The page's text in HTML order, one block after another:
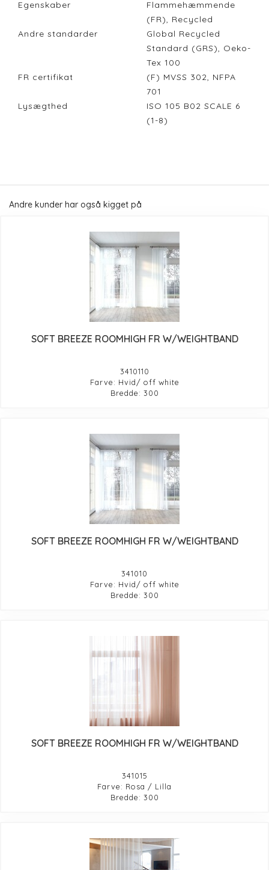
Egenskaber
Flammehæmmende
(FR), Recycled
Andre standarder
Global Recycled
Standard (GRS), Oeko-
Tex 100
FR certifikat
(F) MVSS 302, NFPA
701
Lysægthed
ISO 105 B02 SCALE 6
(1-8)
Andre kunder har også kigget på
SOFT BREEZE ROOMHIGH FR W/WEIGHTBAND
3410110
Farve: Hvid/ off white
Bredde: 300
SOFT BREEZE ROOMHIGH FR W/WEIGHTBAND
341010
Farve: Hvid/ off white
Bredde: 300
SOFT BREEZE ROOMHIGH FR W/WEIGHTBAND
341015
Farve: Rosa / Lilla
Bredde: 300